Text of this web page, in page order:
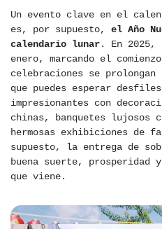
Un evento clave en el
es, por supuesto, el Año
calendario lunar. En
enero, marcando el
celebraciones se
que puedes esperar
impresionantes con
chinas, banquetes lujosos
hermosas exhibiciones de
supuesto, la entrega de
buena suerte,
que viene.